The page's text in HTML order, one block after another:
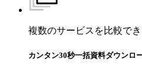
複数のサービスを比較でき
カンタン30秒一括資料ダウンロ